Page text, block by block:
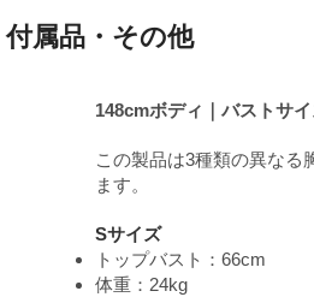
付属品・その他
148cmボディ｜バストサ
この製品は3種類の異なる
ます。
Sサイズ
トップバスト：66cm
体重：24kg